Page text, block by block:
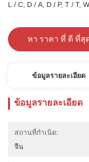
L / C, D / A, D / P, T / T,
หา ราคา ที่ ดี ที่สุ
ข้อมูลรายละเอียด
ข้อมูลรายละเอียด
สถานที่กำเนิด:
จีน